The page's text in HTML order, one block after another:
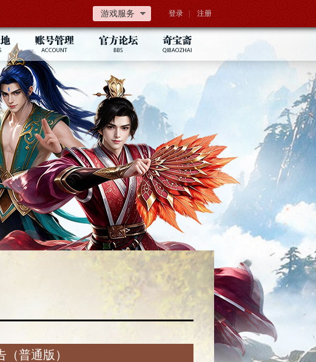
游戏服务 登录 注册
注册账号
手机认证
安全中心
被盗找回
账号修复
密码找回
乾坤锁
腾讯微博
新浪微博
新浪博客
普通版）